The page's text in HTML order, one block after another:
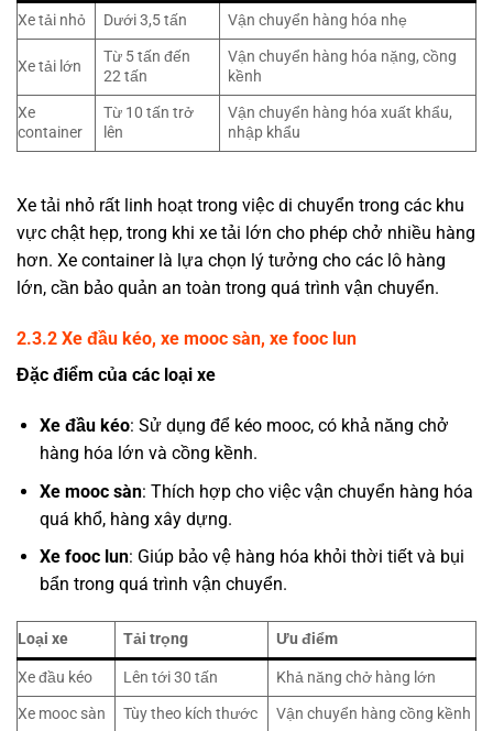
Xe tải nhỏ Dưới 3,5 tấn Vận chuyển hàng hóa nhẹ
Xe tải lớn
Từ 5 tấn đến
22 tấn
Vận chuyển hàng hóa nặng, cồng
kềnh
Xe
container
Từ 10 tấn trở
lên
Vận chuyển hàng hóa xuất khẩu,
nhập khẩu
Xe tải nhỏ rất linh hoạt trong việc di chuyển trong các khu
vực chật hẹp, trong khi xe tải lớn cho phép chở nhiều hàng
hơn. Xe container là lựa chọn lý tưởng cho các lô hàng
lớn, cần bảo quản an toàn trong quá trình vận chuyển.
2.3.2 Xe đầu kéo, xe mooc sàn, xe fooc lun
Đặc điểm của các loại xe
Xe đầu kéo: Sử dụng để kéo mooc, có khả năng chở
hàng hóa lớn và cồng kềnh.
Xe mooc sàn: Thích hợp cho việc vận chuyển hàng hóa
quá khổ, hàng xây dựng.
Xe fooc lun: Giúp bảo vệ hàng hóa khỏi thời tiết và bụi
bẩn trong quá trình vận chuyển.
Loại xe Tải trọng Ưu điểm
Xe đầu kéo Lên tới 30 tấn
Khả năng chở hàng lớn
Xe mooc sàn
Tùy theo kích thước
Vận chuyển hàng cồng kềnh